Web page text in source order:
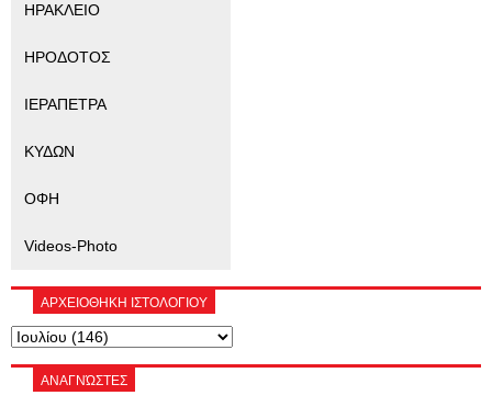
ΗΡΑΚΛΕΙΟ
ΗΡΟΔΟΤΟΣ
ΙΕΡΑΠΕΤΡΑ
ΚΥΔΩΝ
ΟΦΗ
Videos-Photo
ΑΡΧΕΙΟΘΗΚΗ ΙΣΤΟΛΟΓΙΟΥ
ΑΝΑΓΝΏΣΤΕΣ